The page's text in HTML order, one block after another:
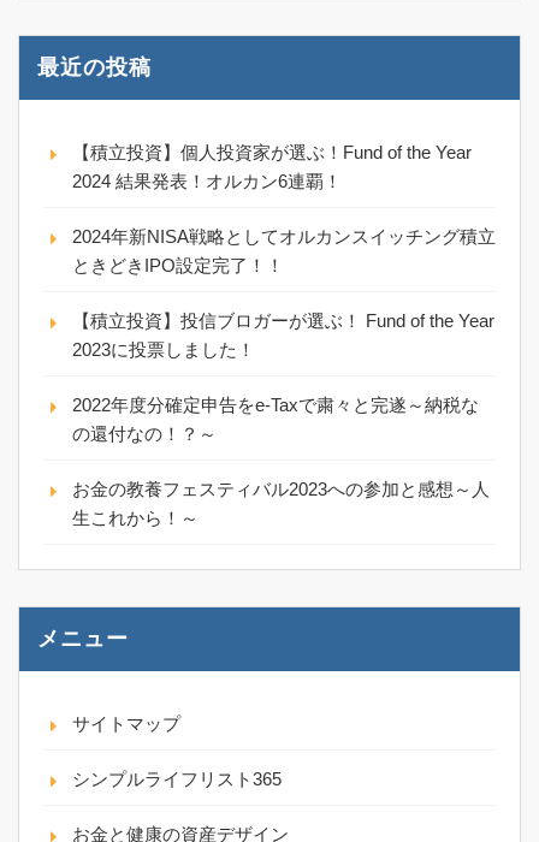
最近の投稿
【積立投資】個人投資家が選ぶ！Fund of the Year
2024 結果発表！オルカン6連覇！
2024年新NISA戦略としてオルカンスイッチング積立
ときどきIPO設定完了！！
【積立投資】投信ブロガーが選ぶ！ Fund of the Year
2023に投票しました！
2022年度分確定申告をe-Taxで粛々と完遂～納税な
の還付なの！？～
お金の教養フェスティバル2023への参加と感想～人
生これから！～
メニュー
サイトマップ
シンプルライフリスト365
お金と健康の資産デザイン